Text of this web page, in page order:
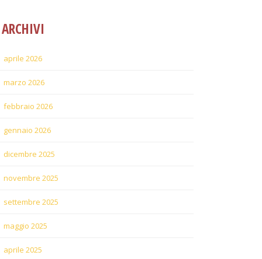
ARCHIVI
aprile 2026
marzo 2026
febbraio 2026
gennaio 2026
dicembre 2025
novembre 2025
settembre 2025
maggio 2025
aprile 2025